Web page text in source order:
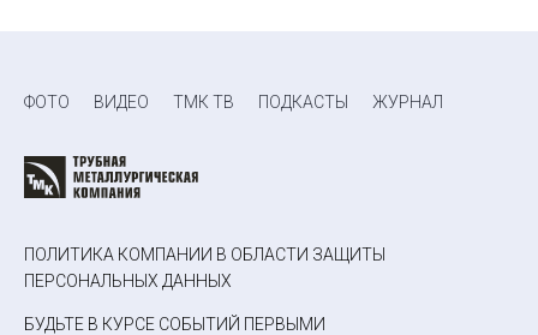
ФОТО ВИДЕО ТМК ТВ ПОДКАСТЫ ЖУРНАЛ
ПОЛИТИКА КОМПАНИИ В ОБЛАСТИ ЗАЩИТЫ
ПЕРСОНАЛЬНЫХ ДАННЫХ
БУДЬТЕ В КУРСЕ СОБЫТИЙ ПЕРВЫМИ